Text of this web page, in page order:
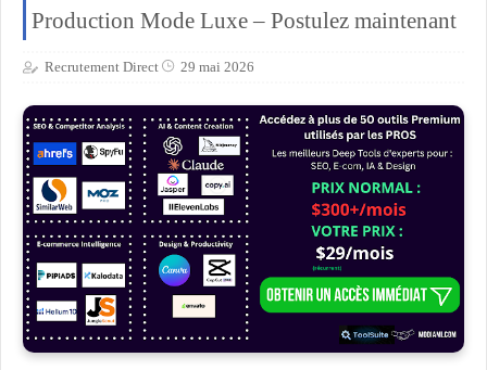
Production Mode Luxe – Postulez maintenant
Recrutement Direct 29 mai 2026